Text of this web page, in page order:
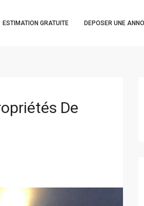
ESTIMATION GRATUITE DEPOSER UNE
De